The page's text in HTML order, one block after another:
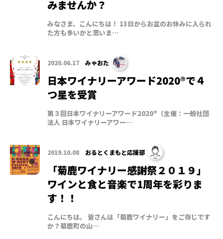
みませんか？
みなさま、こんにちは！ 13日からお盆のお休みに入られ
た方も多いかと思いま…
2020.06.17 みゃおた
日本ワイナリーアワード2020®で４
つ星を受賞
第３回日本ワイナリーアワード2020®（主催：一般社団
法人 日本ワイナリーアワー…
2019.10.08 おるとくまもと応援部
「菊鹿ワイナリー感謝祭２０１９」
ワインと食と音楽で1周年を彩りま
す！！
こんにちは。 皆さんは「菊鹿ワイナリー」をご存じです
か？菊鹿町の山…